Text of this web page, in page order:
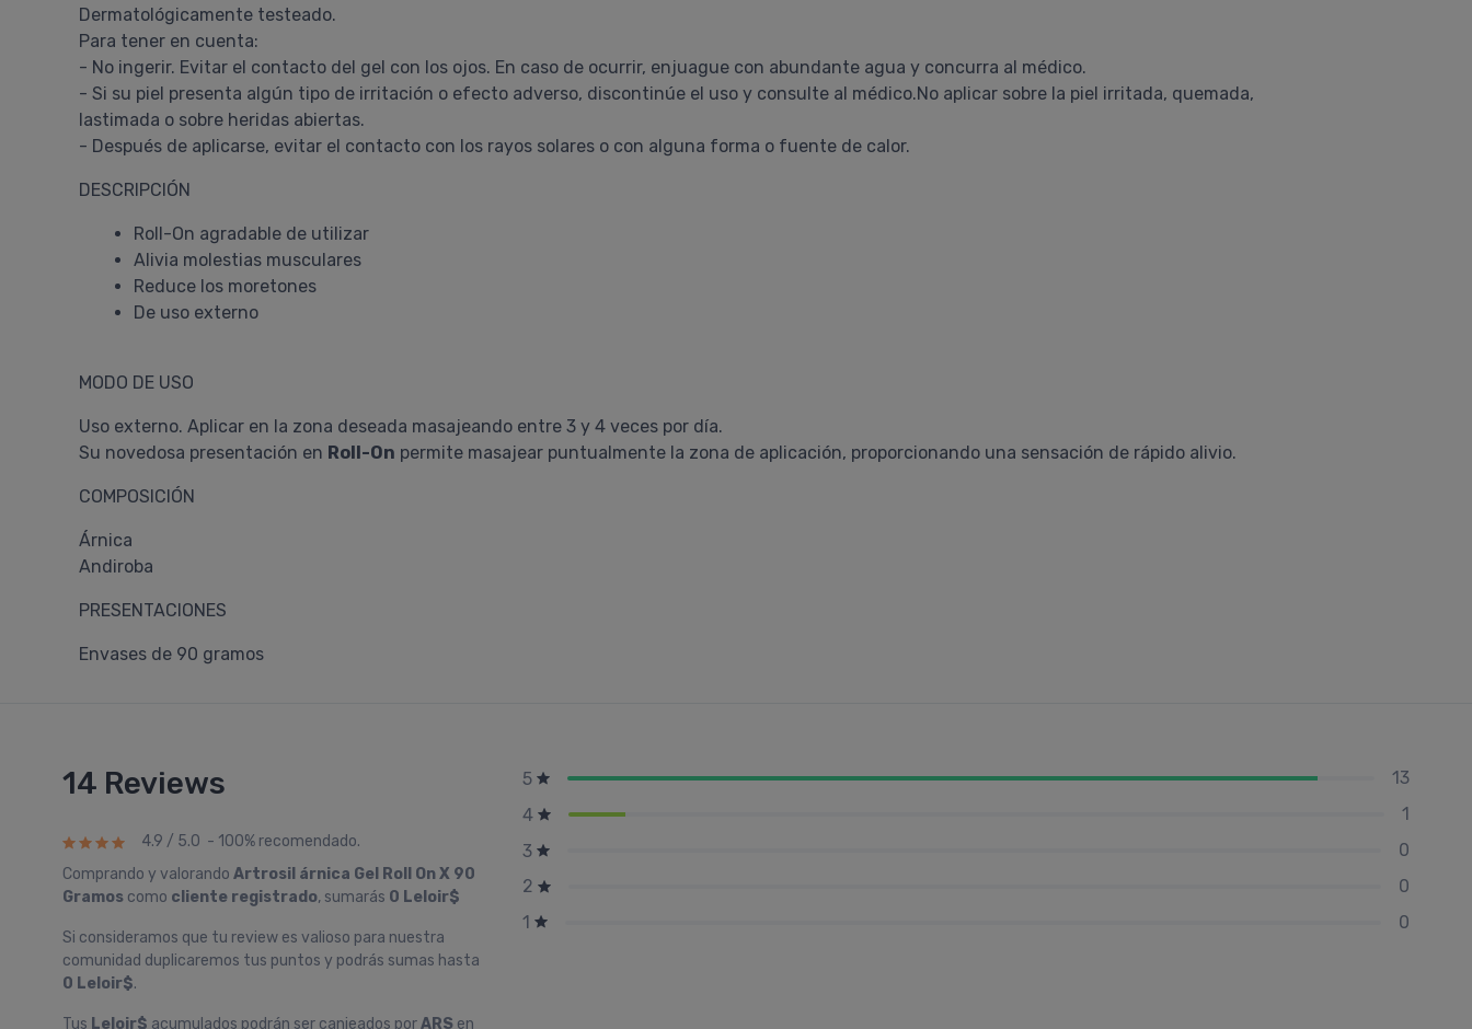
Dermatológicamente testeado.
Para tener en cuenta:
- No ingerir. Evitar el contacto del gel con los ojos. En caso de ocurrir, enjuague con abundante agua y concurra al médico.
- Si su piel presenta algún tipo de irritación o efecto adverso, discontinúe el uso y consulte al médico.No aplicar sobre la piel irritada, quemada,
lastimada o sobre heridas abiertas.
- Después de aplicarse, evitar el contacto con los rayos solares o con alguna forma o fuente de calor.
DESCRIPCIÓN
Roll-On agradable de utilizar
Alivia molestias musculares
Reduce los moretones
De uso externo
MODO DE USO
Uso externo. Aplicar en la zona deseada masajeando entre 3 y 4 veces por día.
Su novedosa presentación en Roll-On permite masajear puntualmente la zona de aplicación, proporcionando una sensación de rápido alivio.
COMPOSICIÓN
Árnica
Andiroba
PRESENTACIONES
Envases de 90 gramos
14 Reviews
4.9 / 5.0 - 100% recomendado.
Comprando y valorando Artrosil árnica Gel Roll On X 90
Gramos como cliente registrado, sumarás 0 Leloir$
Si consideramos que tu review es valioso para nuestra
comunidad duplicaremos tus puntos y podrás sumas hasta
0 Leloir$.
Tus Leloir$ acumulados podrán ser canjeados porARS en
5
13
4
1
3
0
2
0
1
0